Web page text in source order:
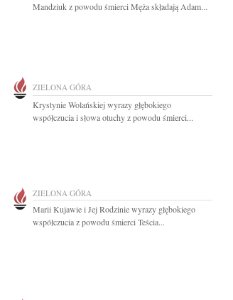
Mandziuk z powodu śmierci Męża składają Adam...
ZIELONA GÓRA
Krystynie Wolańskiej wyrazy głębokiego
współczucia i słowa otuchy z powodu śmierci...
ZIELONA GÓRA
Marii Kujawie i Jej Rodzinie wyrazy głębokiego
współczucia z powodu śmierci Teścia...